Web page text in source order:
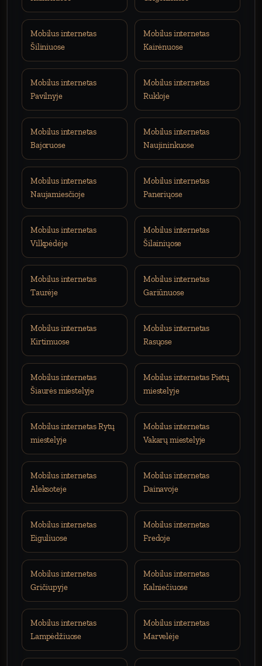
Mobilus internetas
Šiliniuose
Mobilus internetas
Kairėnuose
Mobilus internetas
Pavilnyje
Mobilus internetas
Rukloje
Mobilus internetas
Bajoruose
Mobilus internetas
Naujininkuose
Mobilus internetas
Naujamiesčioje
Mobilus internetas
Paneriųose
Mobilus internetas
Vilkpėdėje
Mobilus internetas
Šilainiųose
Mobilus internetas
Taurėje
Mobilus internetas
Gariūnuose
Mobilus internetas
Kirtimuose
Mobilus internetas
Rasųose
Mobilus internetas
Šiaurės miestelyje
Mobilus internetas Pietų
miestelyje
Mobilus internetas Rytų
miestelyje
Mobilus internetas
Vakarų miestelyje
Mobilus internetas
Aleksoteje
Mobilus internetas
Dainavoje
Mobilus internetas
Eiguliuose
Mobilus internetas
Fredoje
Mobilus internetas
Gričiupyje
Mobilus internetas
Kalniečiuose
Mobilus internetas
Lampėdžiuose
Mobilus internetas
Marvelėje